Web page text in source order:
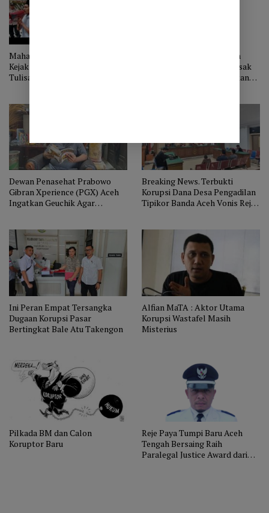
Mahasiswa Tempel Kantor
Kejaksaan Aceh Tengah dengan
Tulisan “Kajari Mafia Dana
Terkait Kegiatan Pelatihan
Diduga Titipan, Aktivis Desak
Komisi Kejaksaan RI Lakukan
Dewan Penasehat Prabowo
Gibran Xperience (PGX) Aceh
Ingatkan Geuchik Agar
Breaking News. Terbukti
Korupsi Dana Desa Pengadilan
Tipikor Banda Aceh Vonis Reje
Ini Peran Empat Tersangka
Dugaan Korupsi Pasar
Bertingkat Bale Atu Takengon
Alfian MaTA : Aktor Utama
Korupsi Wastafel Masih
Misterius
Pilkada BM dan Calon
Koruptor Baru
Reje Paya Tumpi Baru Aceh
Tengah Bersaing Raih
Paralegal Justice Award dari